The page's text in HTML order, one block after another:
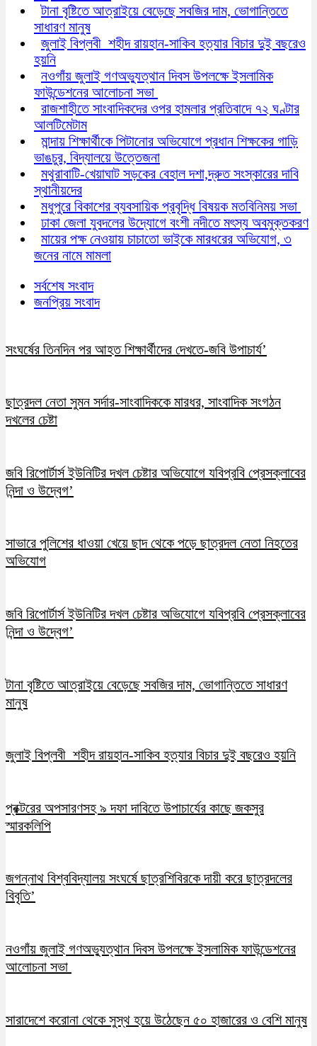
টানা বৃষ্টিতে আত্রাইয়ে বেড়েছে সবজির দাম, ভোগান্তিতে
সাধারণ মানুষ
জুলাই বিপ্লবী শহীদ রায়হান-সাকিব হত্যার বিচার দুই বছরেও
হয়নি
নওগাঁয় জুলাই গণঅভ্যুত্থান দিবস উপলক্ষে ইসলামিক
ফাউন্ডেশনের আলোচনা সভা
রাজশাহীতে সাংবাদিকদের ওপর হামলার প্রতিবাদে ৭২ ঘণ্টার
আলটিমেটাম
মান্দায় শিক্ষার্থীকে পিটানোর অভিযোগে প্রধান শিক্ষকের গাড়ি
ভাঙচুর, বিদ্যালয়ে উত্তেজনা
মথুরাবাটি-খেয়াঘাট সড়কের বেহাল দশা,দ্রুত সংস্কারের দাবি
স্থানীয়দের
মধুপুরে বিকাশের ব্যবসায়িক প্রবৃদ্ধি বিষয়ক মতবিনিময় সভা
ঢাকা জেলা যুবদলের উদ্যোগে বংশী নদীতে মৎস্য অবমুক্তকরণ
মায়ের পক্ষ নেওয়ায় চাচাতো ভাইকে মারধরের অভিযোগ, ৩
জনের নামে মামলা
সর্বশেষ সংবাদ
জনপ্রিয় সংবাদ
সংঘর্ষের তিনদিন পর আহত শিক্ষার্থীদের দেখতে-জবি উপাচার্য’
ছাত্রদল নেতা সুমন সর্দার-সাংবাদিককে মারধর, সাংবাদিক সংগঠন
দখলের চেষ্টা
জবি রিপোর্টার্স ইউনিটির দখল চেষ্টার অভিযোগে যবিপ্রবি প্রেসক্লাবের
নিন্দা ও উদ্বেগ’
সাভারে পুলিশের ধাওয়া খেয়ে ছাদ থেকে পড়ে ছাত্রদল নেতা নিহতের
অভিযোগ
জবি রিপোর্টার্স ইউনিটির দখল চেষ্টার অভিযোগে যবিপ্রবি প্রেসক্লাবের
নিন্দা ও উদ্বেগ’
টানা বৃষ্টিতে আত্রাইয়ে বেড়েছে সবজির দাম, ভোগান্তিতে সাধারণ
মানুষ
জুলাই বিপ্লবী শহীদ রায়হান-সাকিব হত্যার বিচার দুই বছরেও হয়নি
প্রক্টরের অপসারণসহ ৯ দফা দাবিতে উপাচার্যের কাছে জকসুর
স্মারকলিপি
জগন্নাথ বিশ্ববিদ্যালয় সংঘর্ষে ছাত্রশিবিরকে দায়ী করে ছাত্রদলের
বিবৃতি’
নওগাঁয় জুলাই গণঅভ্যুত্থান দিবস উপলক্ষে ইসলামিক ফাউন্ডেশনের
আলোচনা সভা
সারাদেশে করোনা থেকে সুস্থ হয়ে উঠেছেন ৫০ হাজারের ও বেশি মানুষ